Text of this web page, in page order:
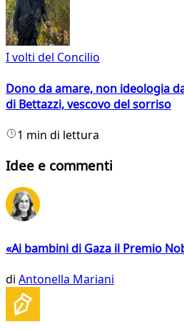
I volti del Concilio
Dono da amare, non ideologia
di Bettazzi, vescovo del sorriso
1 min di lettura
Idee e commenti
«Ai bambini di Gaza il Premio
di Antonella Mariani